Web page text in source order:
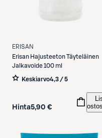
ERISAN
Erisan Hajusteeton Täyteläinen
Jalkavoide 100 ml
Keskiarvo4,3 / 5
Hinta5,90 €